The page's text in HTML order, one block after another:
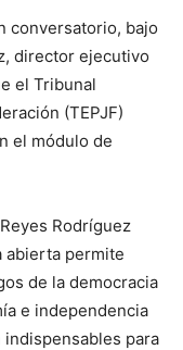
conversatorio, bajo
director ejecutivo
el Tribunal
(TEPJF)
el módulo de
Rodríguez
abierta permite
de la democracia
e independencia
para